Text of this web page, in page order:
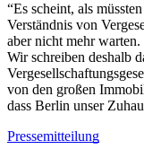
“Es scheint, als
Verständnis von
aber nicht mehr
Wir schreiben deshalb
von den großen
dass Berlin unser
Pressemitteilung